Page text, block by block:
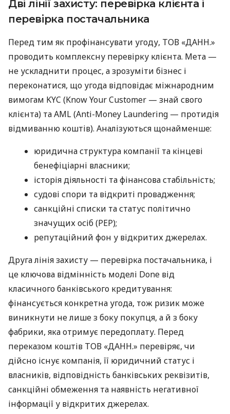
Дві лінії захисту: перевірка клієнта і
перевірка постачальника
Перед тим як профінансувати угоду, ТОВ «ДАНН.»
проводить комплексну перевірку клієнта. Мета —
не ускладнити процес, а зрозуміти бізнес і
переконатися, що угода відповідає міжнародним
вимогам KYC (Know Your Customer — знай свого
клієнта) та AML (Anti-Money Laundering — протидія
відмиванню коштів). Аналізуються щонайменше:
юридична структура компанії та кінцеві
бенефіціарні власники;
історія діяльності та фінансова стабільність;
судові спори та відкриті провадження;
санкційні списки та статус політично
значущих осіб (PEP);
репутаційний фон у відкритих джерелах.
Друга лінія захисту — перевірка постачальника, і
це ключова відмінність моделі Done від
класичного банківського кредитування:
фінансується конкретна угода, тож ризик може
виникнути не лише з боку покупця, а й з боку
фабрики, яка отримує передоплату. Перед
переказом коштів ТОВ «ДАНН.» перевіряє, чи
дійсно існує компанія, її юридичний статус і
власників, відповідність банківських реквізитів,
санкційні обмеження та наявність негативної
інформації у відкритих джерелах.